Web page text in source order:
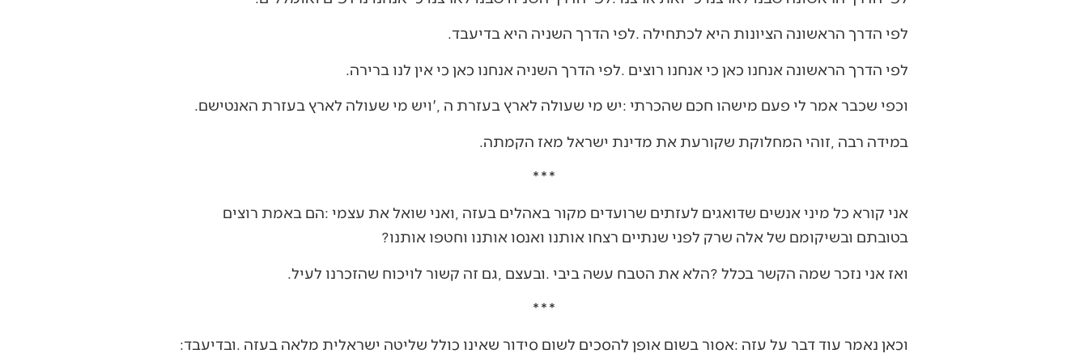
לפי‭ ‬הדרך‭ ‬הראשונה‭ ‬הציונות‭ ‬היא‭ ‬לכתחילה‭. ‬לפי‭ ‬הדרך‭ ‬השניה‭ ‬היא‭ ‬בדיעבד‭.‬
לפי‭ ‬הדרך‭ ‬הראשונה‭ ‬אנחנו‭ ‬כאן‭ ‬כי‭ ‬אנחנו‭ ‬רוצים‭. ‬לפי‭ ‬הדרך‭ ‬השניה‭ ‬אנחנו‭ ‬כאן‭ ‬כי‭ ‬אין‭ ‬לנו‭ ‬ברירה‭.‬
וכפי‭ ‬שכבר‭ ‬אמר‭ ‬לי‭ ‬פעם‭ ‬מישהו‭ ‬חכם‭ ‬שהכרתי‭: ‬יש‭ ‬מי‭ ‬שעולה‭ ‬לארץ‭ ‬בעזרת‭ ‬ה‮'‬‭, ‬ויש‭ ‬מי‭ ‬שעולה‭ ‬לארץ‭ ‬בעזרת‭ ‬האנטישם‭.‬
במידה‭ ‬רבה‭, ‬זוהי‭ ‬המחלוקת‭ ‬שקורעת‭ ‬את‭ ‬מדינת‭ ‬ישראל‭ ‬מאז‭ ‬הקמתה‭.‬
***
‬בטובתם‭ ‬ובשיקומם‭ ‬של‭ ‬אלה‭ ‬שרק‭ ‬לפני‭ ‬שנתיים‭ ‬רצחו‭ ‬אותנו‭ ‬ואנסו‭ ‬אותנו‭ ‬וחטפו‭ ‬אותנו‭? ‬
ואז‭ ‬אני‭ ‬נזכר‭ ‬שמה‭ ‬הקשר‭ ‬בכלל‭? ‬הלא‭ ‬את‭ ‬הטבח‭ ‬עשה‭ ‬ביבי‭. ‬ובעצם‭, ‬גם‭ ‬זה‭ ‬קשור‭ ‬לויכוח‭ ‬שהזכרנו‭ ‬לעיל‭.‬
***
וכאן‭ ‬נאמר‭ ‬עוד‭ ‬דבר‭ ‬על‭ ‬עזה‭: ‬אסור‭ ‬בשום‭ ‬אופן‭ ‬להסכים‭ ‬לשום‭ ‬סידור‭ ‬שאינו‭ ‬כולל‭ ‬שליטה‭ ‬ישראלית‭ ‬מלאה‭ ‬בעזה‭. ‬ובדיעבד‭: